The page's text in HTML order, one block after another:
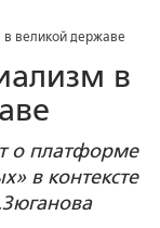
великой державе
в
о платформе
в контексте